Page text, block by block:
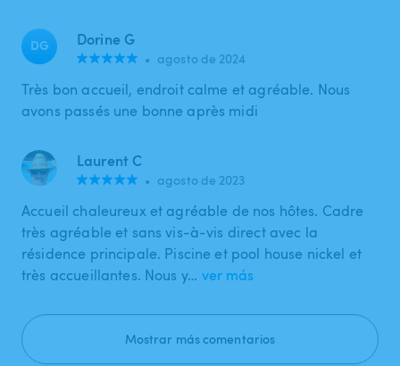
DG Dorine G
• agosto de 2024
Très bon accueil, endroit calme et agréable. Nous
avons passés une bonne après midi
Laurent C
• agosto de 2023
Accueil chaleureux et agréable de nos hôtes. Cadre
très agréable et sans vis-à-vis direct avec la
résidence principale. Piscine et pool house nickel et
très accueillantes. Nous y… ver más
Mostrar más comentarios